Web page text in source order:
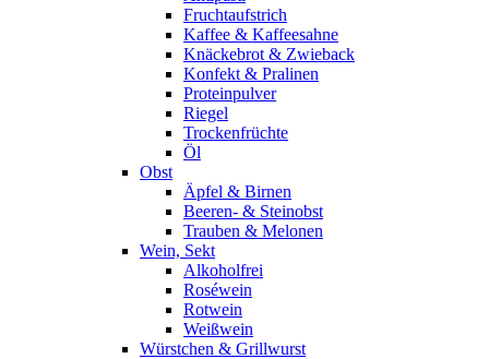
Fruchtaufstrich
Kaffee & Kaffeesahne
Knäckebrot & Zwieback
Konfekt & Pralinen
Proteinpulver
Riegel
Trockenfrüchte
Öl
Obst
Äpfel & Birnen
Beeren- & Steinobst
Trauben & Melonen
Wein, Sekt
Alkoholfrei
Roséwein
Rotwein
Weißwein
Würstchen & Grillwurst